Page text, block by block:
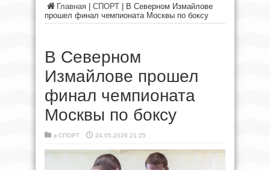
Главная СПОРТ
В Северном Измайлове
прошел финал чемпионата Москвы по боксу
В Северном
Измайлове прошел
финал чемпионата
Москвы по боксу
в СПОРТ 24.05.2026 21:25